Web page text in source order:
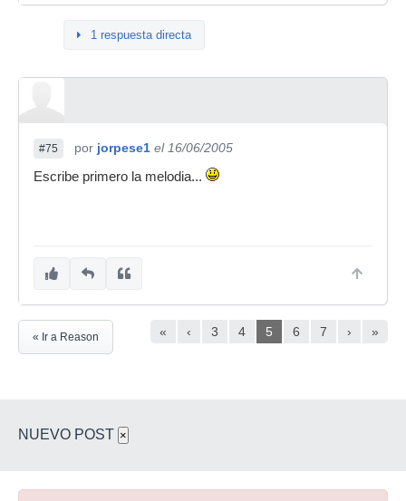
1 respuesta directa
#75 por jorpese1 el 16/06/2005
Escribe primero la melodia...
« ‹ 3 4 5 6 7 › »
« Ir a Reason
NUEVO POST ×